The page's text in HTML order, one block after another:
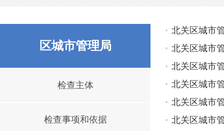
区城市管理局
检查主体
检查事项和依据
北关区城市
北关区城市
北关区城市
北关区城市
北关区城市
北关区城市